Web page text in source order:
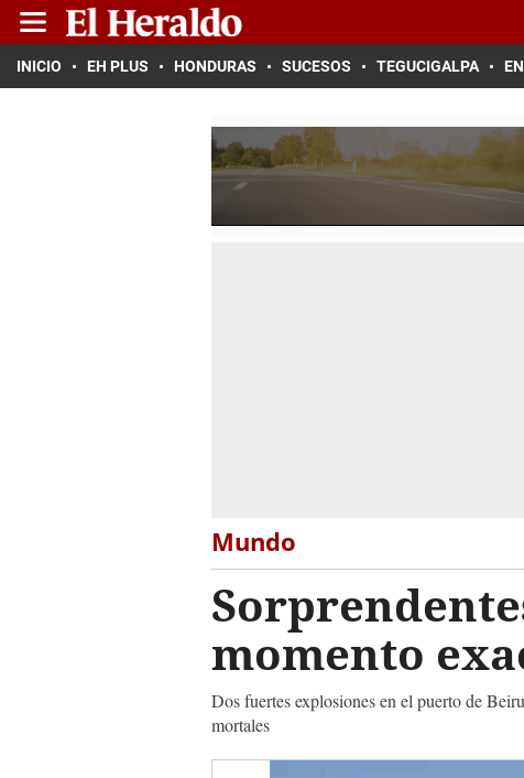
INICIO EH PLUS HONDURAS SUCESOS TEGUCIGALPA
Mundo
momento
Dos fuertes explosiones en el puerto de
mortales